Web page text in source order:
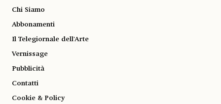
Chi Siamo
Abbonamenti
Il Telegiornale dell'Arte
Vernissage
Pubblicità
Contatti
Cookie & Policy